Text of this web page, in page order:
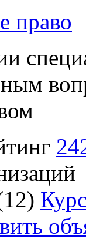
право